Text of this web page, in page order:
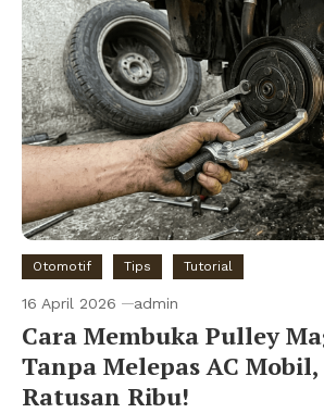
Otomotif Tips Tutorial
16 April 2026 admin
Cara Membuka Pulley
Tanpa Melepas AC
Ratusan Ribu!